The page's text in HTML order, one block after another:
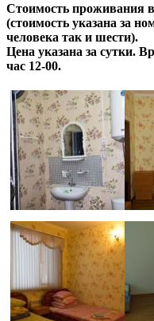
Стоимость проживания в
(стоимость указана за
человека так и шести).
Цена указана за сутки.
час 12-00.